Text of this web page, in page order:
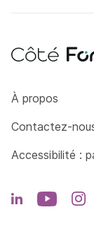
Côté Formations
À propos
Contactez-
Accessibilité :